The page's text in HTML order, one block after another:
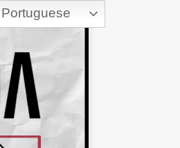
Portuguese